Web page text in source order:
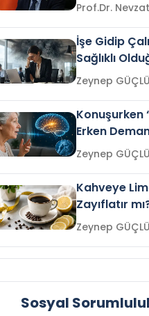
İşe Gidip
Sağlıklı
Gelir mi?Zeynep
Konuşurken
Erken
Olabilir mi?
Zeynep
Kahveye
Zayıflatır
Zeynep
Sosyal